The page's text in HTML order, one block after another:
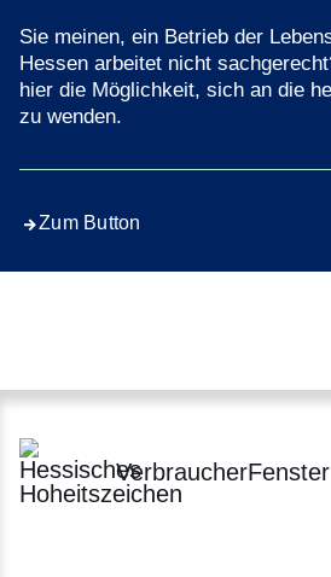
Sie meinen, ein Betrieb der
Hessen arbeitet nicht
hier die Möglichkeit, sich an die
zu wenden.
Zum Button